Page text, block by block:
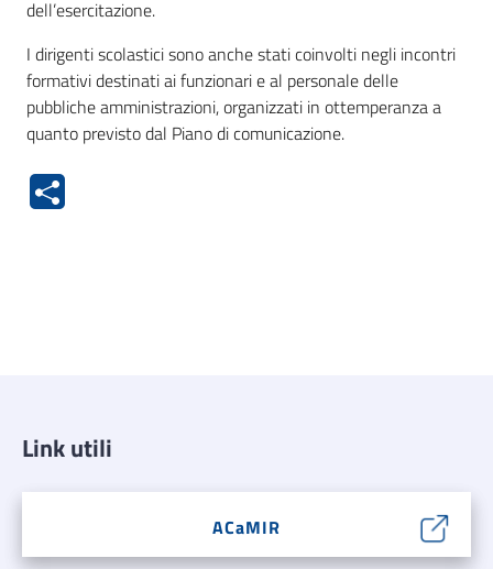
dell’esercitazione.
I dirigenti scolastici sono anche stati coinvolti negli incontri
formativi destinati ai funzionari e al personale delle
pubbliche amministrazioni, organizzati in ottemperanza a
quanto previsto dal Piano di comunicazione.
Link utili
ACaMIR